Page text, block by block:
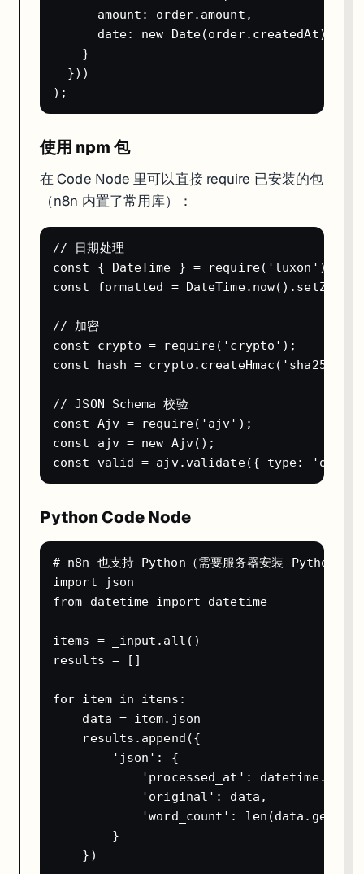
在 Settings 里开启每个节点的 Continue on Fail
HTTP Request（Continue on Fail: ON）
IF: {{ $json.error }} 存在
  ├── True → 记录错误到数据库
方式三：Code Node 里 try-catch
  const data = await response.json();
  return [{ json: { success: true, data } }];
} catch (error) {
return [{ json: { success: false, error:
Webhook 安全配置
方式一：Header 鉴权
在 Webhook 节点开启Header Auth：
Name: X-Webhook-Secret
调用方需要在请求 Header 里加X-Webhook-Secret: your-secret-
方式二：验证 GitHub/Stripe 的签名
const crypto = require('crypto');
const signature = $json.headers['x-hub-signature-256'];
const payload = JSON.stringify($json.body);
const secret = 'your-github-webhook-secret';
const expected = 'sha256=' + crypto
  .createHmac('sha256', secret)
  .update(payload)
if (signature !== expected) {
  throw new Error('Invalid signature — 请求被拒绝');
生产部署要点
敏感配置通过环境变量注入，不要硬编码在工作流里：
# docker-compose.yml 的 environment 部分
- N8N_ENCRYPTION_KEY=your-32-char-encryption-key  # 必
      amount: order.amount,
date: new
    }
  }))
使用 npm 包
在 Code Node 里可以直接 require 已安装的包
（n8n 内置了常用库）：
// 日期处理
const { DateTime } = require('luxon');
const formatted =
// 加密
const crypto = require('crypto');
const hash =
// JSON Schema 校验
const Ajv = require('ajv');
const ajv = new Ajv();
Python Code Node
# n8n 也支持 Python（需要服务器安装 Python）
import json
from datetime import datetime
items = _input.all()
results = []
for item in items:
    data = item.json
    results.append({
        'json': {
'processed_at':
            'original': data,
'word_count':
        }
    })